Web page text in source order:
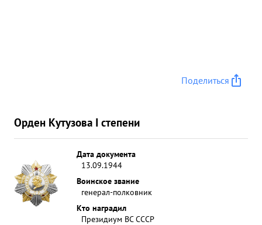
Поделиться
Орден Кутузова I степени
Дата документа
13.09.1944
Воинское звание
генерал-полковник
Кто наградил
Президиум ВС СССР